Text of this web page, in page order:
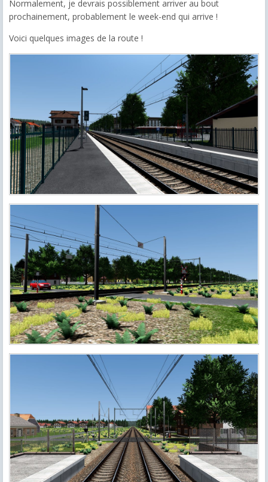
Normalement, je devrais possiblement arriver au bout
prochainement, probablement le week-end qui arrive !
Voici quelques images de la route !